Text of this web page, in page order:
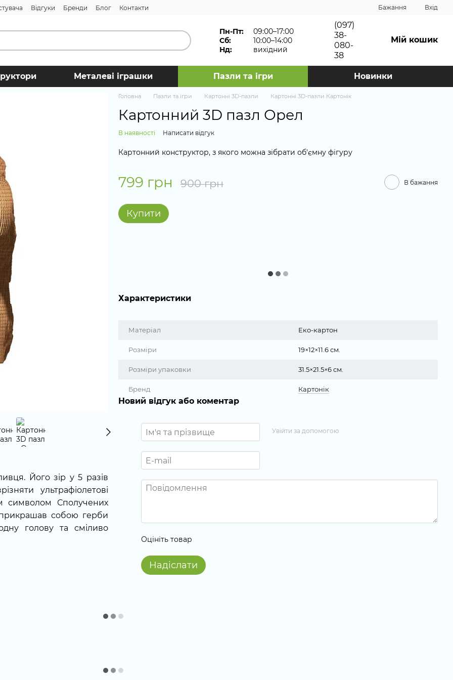
Відгуки Бренди Блог Контакти Бажання Вхід
Пн-Пт:
09:00–17:00
Сб:
10:00–14:00
Нд:
вихідний
(097)
38-
080-
38
Мій кошик
Металеві іграшки Пазли та ігри Новинки
Його зір у 5 разів
ультрафіолетові
символом Сполучених
прикрашав собою герби
голову та сміливо
Головна Пазли та ігри Картонні 3D-пазли Картонні 3D-пазли Картонік
Картонний 3D пазл Орел
В наявності Написати відгук
Картонний конструктор, з якого можна зібрати об'ємну фігуру
799 грн 900 грн В бажання
Купити
Характеристики
Матеріал Еко-картон
Розміри 19×12×11.6 см.
Розміри упаковки 31.5×21.5×6 см.
Бренд Картонік
Новий відгук або коментар
Увійти за допомогою
Оцініть товар
Надіслати